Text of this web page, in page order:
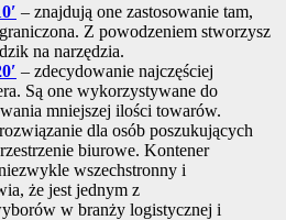
– znajdują one zastosowanie tam,
Z powodzeniem stworzysz
na narzędzia.
– zdecydowanie najczęściej
Są one wykorzystywane do
mniejszej ilości towarów.
dla osób poszukujących
biurowe. Kontener
wszechstronny i
że jest jednym z
w branży logistycznej i